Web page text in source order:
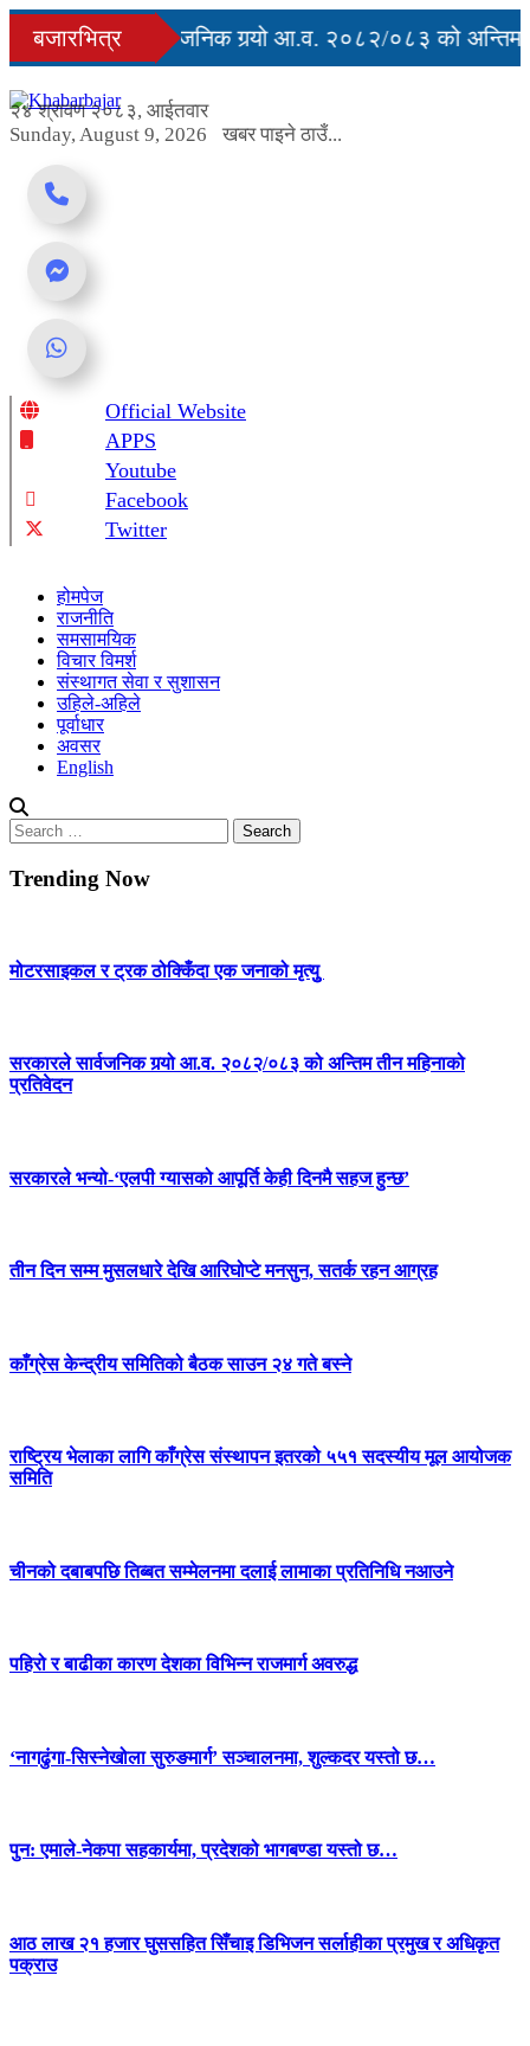
Skip
content
बजारभित्र
सरकारले सार्वजनिक गर्‍यो आ.व. २०८२/०८३ को अन्तिम
२४ श्रावण २०८३, आईतवार
Sunday, August 9, 2026
खबर पाइने ठाउँ...
Online News Portal
Official Website
APPS
Youtube
Facebook
Twitter
होमपेज
राजनीति
समसामयिक
विचार विमर्श
संस्थागत सेवा र सुशासन
उहिले-अहिले
पूर्वाधार
अवसर
English
Search
for:
Trending Now
मोटरसाइकल र ट्रक ठोक्किँदा एक जनाको मृत्युु
सरकारले सार्वजनिक गर्‍यो आ.व. २०८२/०८३ को अन्तिम तीन महिनाको
प्रतिवेदन
सरकारले भन्यो-‘एलपी ग्यासको आपूर्ति केही दिनमै सहज हुन्छ’
तीन दिन सम्म मुसलधारे देखि आरिघोप्टे मनसुन, सतर्क रहन आग्रह
काँग्रेस केन्द्रीय समितिको बैठक साउन २४ गते बस्ने
राष्ट्रिय भेलाका लागि काँग्रेस संस्थापन इतरको ५५१ सदस्यीय मूल आयोजक
समिति
चीनको दबाबपछि तिब्बत सम्मेलनमा दलाई लामाका प्रतिनिधि नआउने
पहिरो र बाढीका कारण देशका विभिन्न राजमार्ग अवरुद्ध
‘नागढुंगा-सिस्नेखोला सुरुङमार्ग’ सञ्चालनमा, शुल्कदर यस्तो छ…
पुन: एमाले-नेकपा सहकार्यमा, प्रदेशको भागबण्डा यस्तो छ…
आठ लाख २१ हजार घुससहित सिँचाइ डिभिजन सर्लाहीका प्रमुख र अधिकृत
पक्राउ